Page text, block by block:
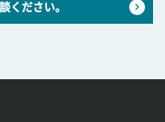
ください。